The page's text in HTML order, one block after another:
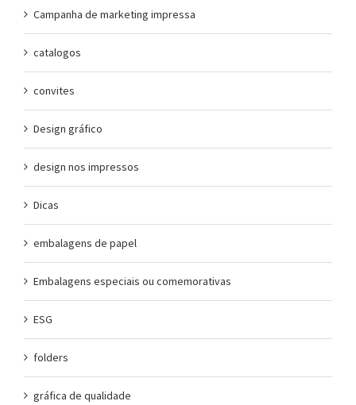
Campanha de marketing impressa
catalogos
convites
Design gráfico
design nos impressos
Dicas
embalagens de papel
Embalagens especiais ou comemorativas
ESG
folders
gráfica de qualidade